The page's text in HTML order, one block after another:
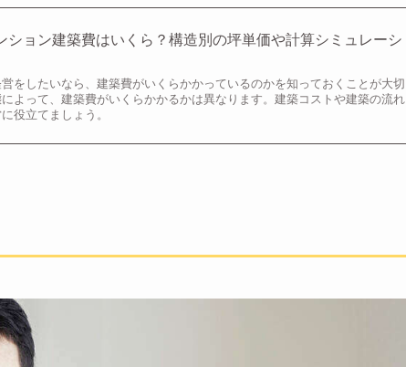
ション建築費はいくら？構造別の坪単価や計算シミュレーシ
をしたいなら、建築費がいくらかかっているのかを知っておくことが大切
よって、建築費がいくらかかるかは異なります。建築コストや建築の流れ
役立てましょう。